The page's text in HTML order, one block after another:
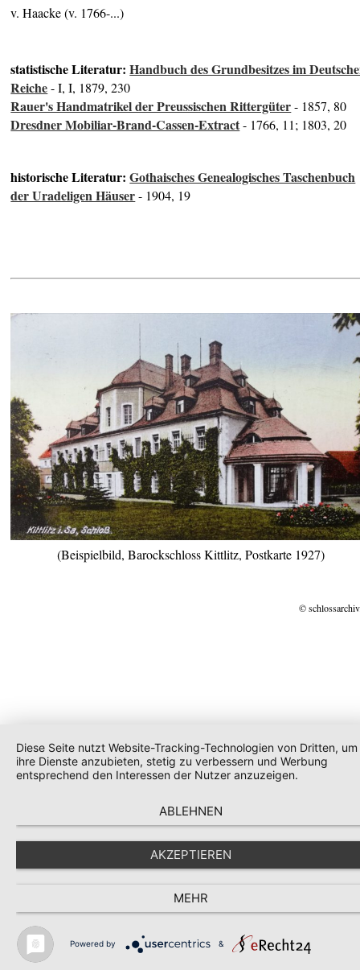
v. Haacke (v. 1766-...)
statistische Literatur:Handbuch des Grundbesitzes im
Reiche- I, I, 1879, 230
Rauer's Handmatrikel der Preussischen Rittergüter- 1857, 80
Dresdner Mobiliar-Brand-Cassen-Extract- 1766, 11; 1803, 20
historische Literatur:Gothaisches Genealogisches Taschenbuch
der Uradeligen Häuser- 1904, 19
(Beispielbild, Barockschloss Kittlitz, Postkarte 1927)
©
Diese Seite nutzt Website-Tracking-Technologien von Dritten, um
ihre Dienste anzubieten, stetig zu verbessern und Werbung
entsprechend den Interessen der Nutzer anzuzeigen.
ABLEHNEN
AKZEPTIEREN
MEHR
Powered by &